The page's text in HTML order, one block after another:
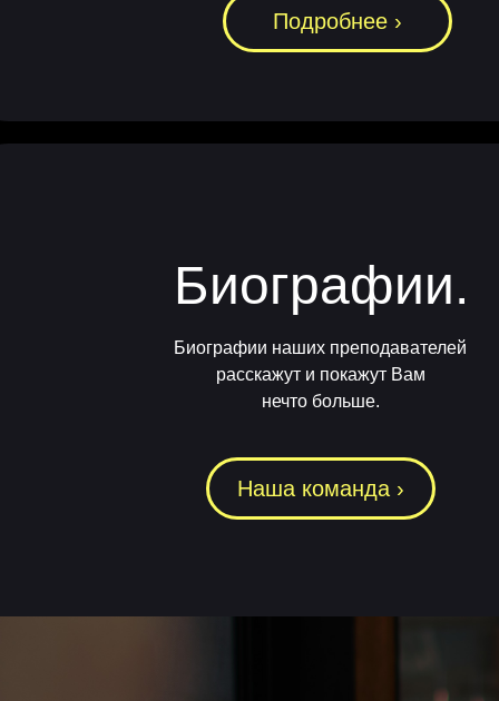
Биографии наших преподавателей
расскажут и покажут Вам
нечто больше.
Подробнее ›
Биографии.
Наша команда ›